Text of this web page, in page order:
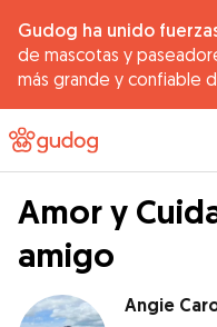
Gudog ha unido
de mascotas y
más grande y confiable
Amor y
amigo
Angie